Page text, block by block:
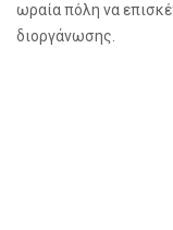
ωραία πόλη να
διοργάνωσης.